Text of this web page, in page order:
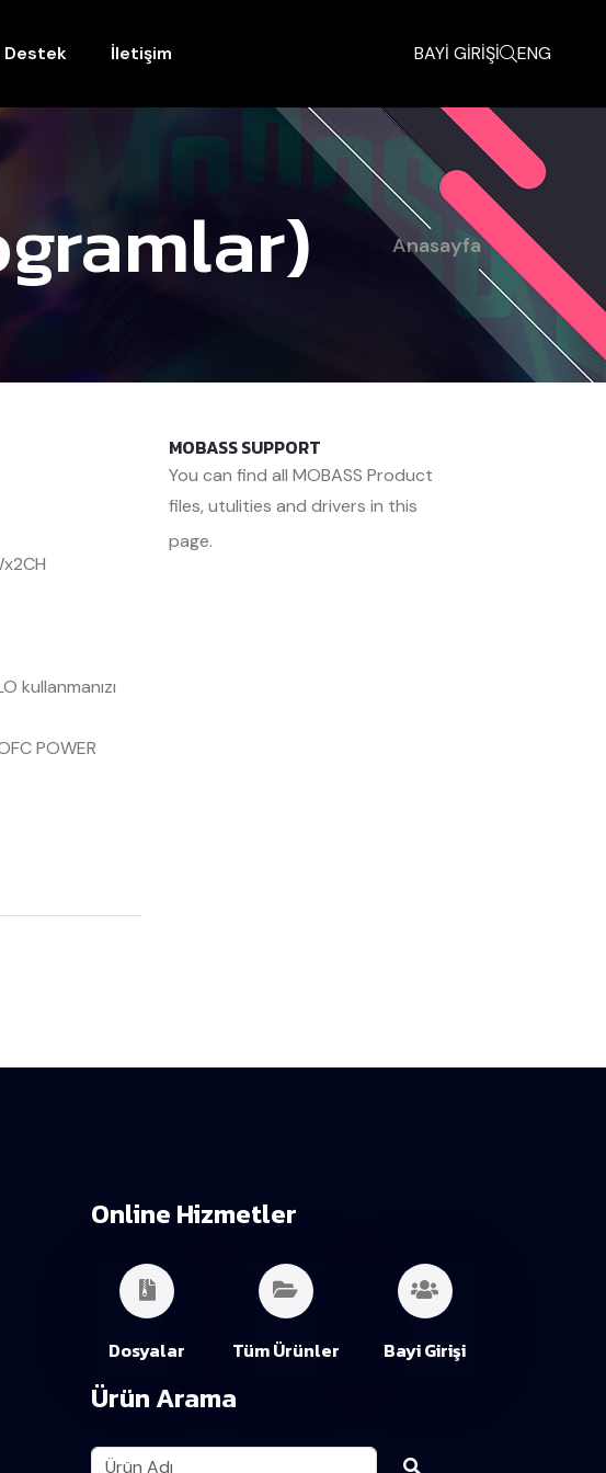
Destek İletişim BAYİ GİRİŞİ ENG
Anasayfa
kullanmanızı
POWER
MOBASS SUPPORT
You can find all MOBASS Product
files, utulities and drivers in this
page.
Online Hizmetler
Dosyalar Tüm Ürünler Bayi Girişi
Ürün Arama